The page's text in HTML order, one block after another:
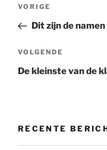
Vorig
bericht
VORIGE
Dit zijn de
Volgend
bericht
VOLGENDE
De kleinste van de
RECENTE